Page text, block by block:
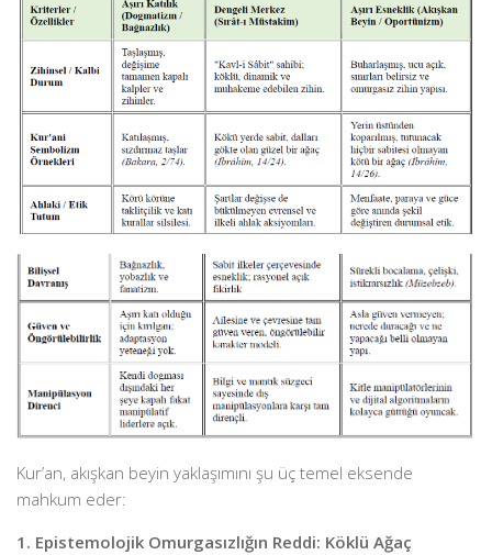
Kur’an, akışkan beyin yaklaşımını şu üç temel eksende
mahkum eder:
1. Epistemolojik Omurgasızlığın Reddi: Köklü Ağaç